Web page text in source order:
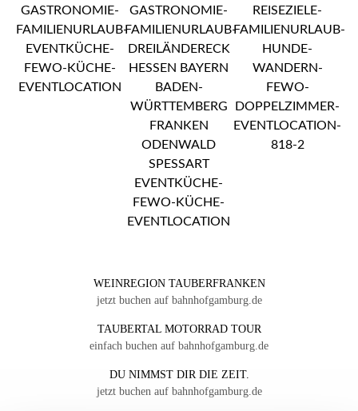
WEINREGION TAUBERFRANKEN
jetzt buchen auf bahnhofgamburg.de
TAUBERTAL MOTORRAD TOUR
einfach buchen auf bahnhofgamburg.de
DU NIMMST DIR DIE ZEIT.
jetzt buchen auf bahnhofgamburg.de